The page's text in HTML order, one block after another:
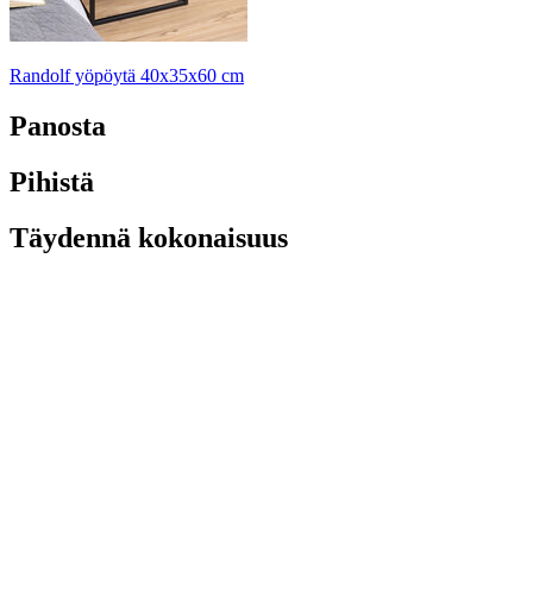
Randolf yöpöytä 40x35x60 cm
Panosta
Pihistä
Täydennä kokonaisuus